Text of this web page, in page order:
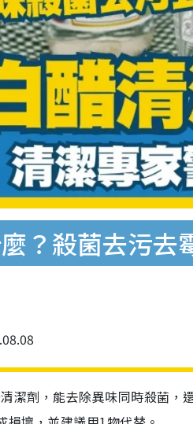
？殺菌去污
潔劑，能去除異味同時殺菌